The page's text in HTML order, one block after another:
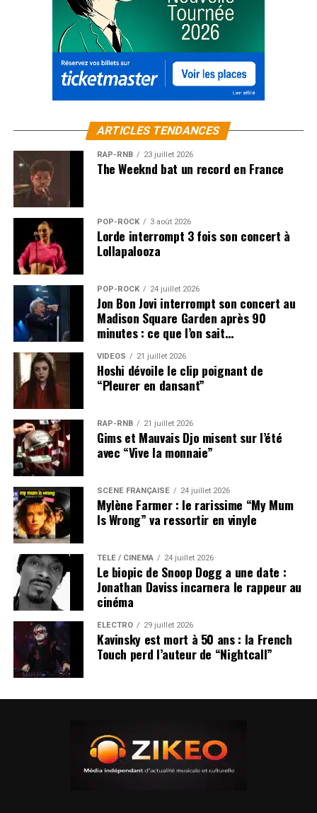
ARTICLES TENDANCES
RAP-RNB 23 juillet 2026
The Weeknd bat un record en France
POP-ROCK 3 août 2026
Lorde interrompt 3 fois son concert à
Lollapalooza
POP-ROCK 24 juillet 2026
Jon Bon Jovi interrompt son concert au
Madison Square Garden après 90
minutes : ce que l’on sait…
VIDEOS 21 juillet 2026
Hoshi dévoile le clip poignant de
“Pleurer en dansant”
RAP-RNB 21 juillet 2026
Gims et Mauvais Djo misent sur l’été
avec “Vive la monnaie”
SCÈNE FRANÇAISE 24 juillet 2026
Mylène Farmer : le rarissime “My Mum
Is Wrong” va ressortir en vinyle
TÉLÉ / CINÉMA 24 juillet 2026
Le biopic de Snoop Dogg a une date :
Jonathan Daviss incarnera le rappeur au
cinéma
ÉLECTRO 29 juillet 2026
Kavinsky est mort à 50 ans : la French
Touch perd l’auteur de “Nightcall”